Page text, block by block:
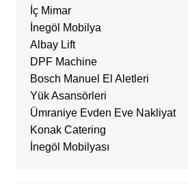
İç Mimar
İnegöl Mobilya
Albay Lift
DPF Machine
Bosch Manuel El Aletleri
Yük Asansörleri
Ümraniye Evden Eve Nakliyat
Konak Catering
İnegöl Mobilyası